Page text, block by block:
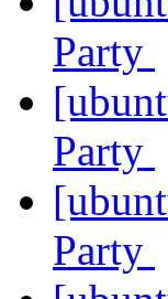
Party
Party
Party